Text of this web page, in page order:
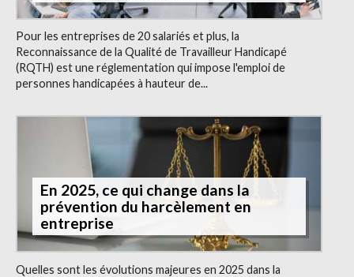
Pour les entreprises de 20 salariés et plus, la
Reconnaissance de la Qualité de Travailleur Handicapé
(RQTH) est une réglementation qui impose l'emploi de
personnes handicapées à hauteur de...
En 2025, ce qui change dans la
prévention du harcèlement en
entreprise
Quelles sont les évolutions majeures en 2025 dans la